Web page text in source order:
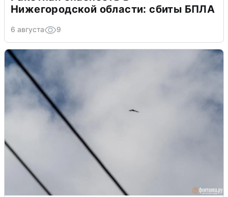
Нижегородской области: сбиты БПЛА
6 августа 9